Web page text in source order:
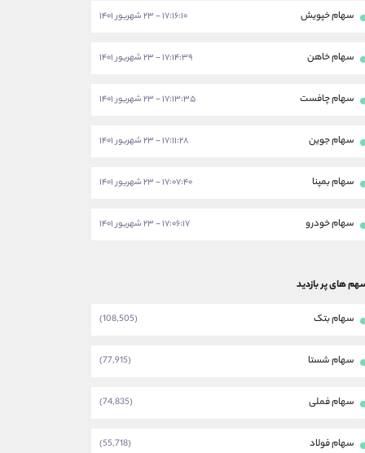
سهام خپویش ۱۷:۱۶:۱۰ - ۲۳ شهریور ۱۴۰۱
سهام خاهن ۱۷:۱۴:۳۹ - ۲۳ شهریور ۱۴۰۱
سهام چافست ۱۷:۱۳:۳۵ - ۲۳ شهریور ۱۴۰۱
سهام جوین ۱۷:۱۱:۲۸ - ۲۳ شهریور ۱۴۰۱
سهام بمپنا ۱۷:۰۷:۴۰ - ۲۳ شهریور ۱۴۰۱
سهام خودرو ۱۷:۰۶:۱۷ - ۲۳ شهریور ۱۴۰۱
های پر بازدید
سهام بتک (108,505)
سهام شستا (77,915)
سهام فملی (74,835)
سهام فولاد (55,718)